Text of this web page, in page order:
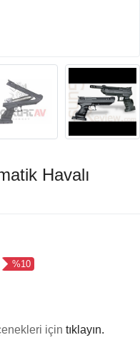
Havalı
%10
için tıklayın.